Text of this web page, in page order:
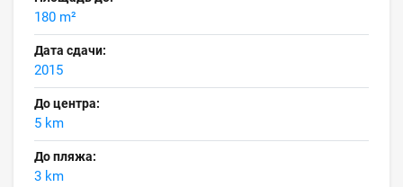
180 m²
Дата сдачи:
2015
До центра:
5 km
До пляжа:
3 km